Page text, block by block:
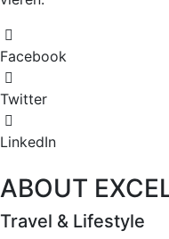
Facebook
Twitter
LinkedIn
ABOUT
Travel & Lifestyle